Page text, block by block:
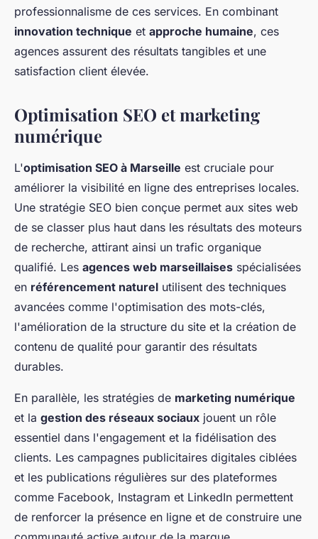
professionnalisme de ces services. En combinant
innovation technique et approche humaine, ces
agences assurent des résultats tangibles et une
satisfaction client élevée.
Optimisation SEO et marketing
numérique
L'optimisation SEO à Marseille est cruciale pour
améliorer la visibilité en ligne des entreprises locales.
Une stratégie SEO bien conçue permet aux sites web
de se classer plus haut dans les résultats des moteurs
de recherche, attirant ainsi un trafic organique
qualifié. Les agences web marseillaises spécialisées
en référencement naturel utilisent des techniques
avancées comme l'optimisation des mots-clés,
l'amélioration de la structure du site et la création de
contenu de qualité pour garantir des résultats
durables.
En parallèle, les stratégies de marketing numérique
et la gestion des réseaux sociaux jouent un rôle
essentiel dans l'engagement et la fidélisation des
clients. Les campagnes publicitaires digitales ciblées
et les publications régulières sur des plateformes
comme Facebook, Instagram et LinkedIn permettent
de renforcer la présence en ligne et de construire une